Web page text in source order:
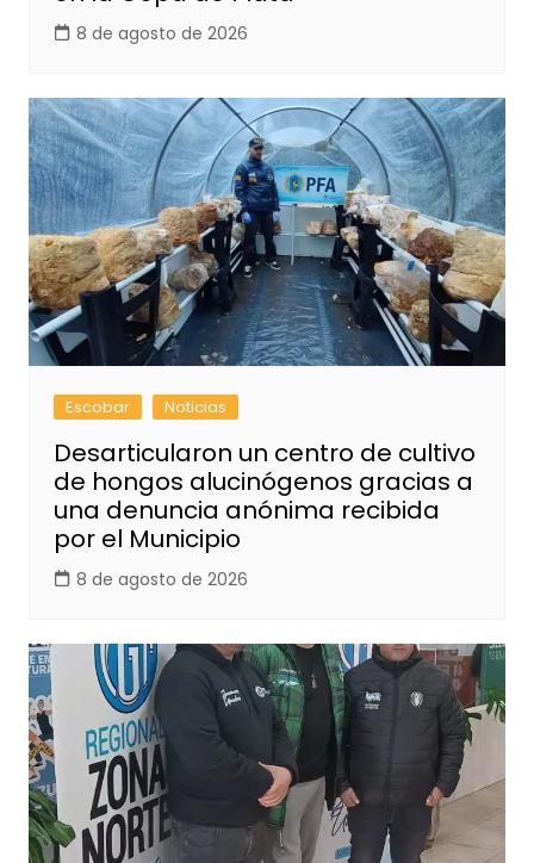
8 de agosto de 2026
Escobar Noticias
Desarticularon un centro de cultivo
de hongos alucinógenos gracias a
una denuncia anónima recibida
por el Municipio
8 de agosto de 2026